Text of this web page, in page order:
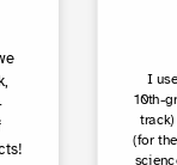
I
10th-
track)
(for